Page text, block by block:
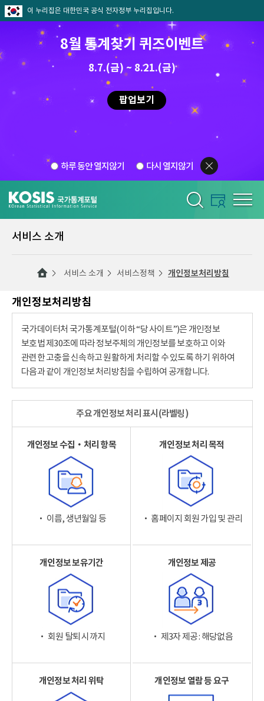
이 누리집은 대한민국 공식 전자정부 누리집입니다.
8월 통계찾기 퀴즈이벤트
8.7.(금) ~ 8.21.(금)
팝업보기
하루 동안 열지않기 다시 열지않기
서비스 소개
서비스 소개 서비스정책 개인정보처리방침
개인정보처리방침
국가데이터처 국가통계포털(이하 “당 사이트”)은 개인정보
보호법 제30조에 따라 정보주체의 개인정보를 보호하고 이와
관련한 고충을 신속하고 원활하게 처리할 수 있도록 하기 위하여
다음과 같이 개인정보 처리방침을 수립하여 공개합니다.
주요 개인정보 처리 표시(라벨링)
개인정보 수집‧처리 항목
‧ 이름, 생년월일 등
개인정보 처리 목적
‧ 홈페이지 회원 가입 및 관리
개인정보 보유기간
‧ 회원 탈퇴 시까지
개인정보 제공
‧ 제3자 제공 : 해당없음
개인정보 처리 위탁 개인정보 열람 등 요구